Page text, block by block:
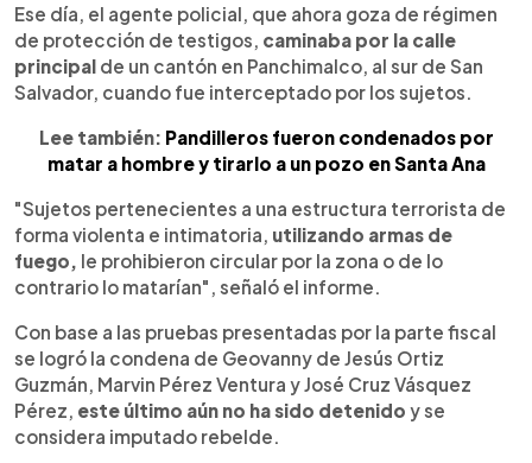
Ese día, el agente policial, que ahora goza de régimen
de protección de testigos, caminaba por la calle
principal de un cantón en Panchimalco, al sur de San
Salvador, cuando fue interceptado por los sujetos.
Lee también: Pandilleros fueron condenados por
matar a hombre y tirarlo a un pozo en Santa Ana
"Sujetos pertenecientes a una estructura terrorista de
forma violenta e intimatoria, utilizando armas de
fuego, le prohibieron circular por la zona o de lo
contrario lo matarían", señaló el informe.
Con base a las pruebas presentadas por la parte fiscal
se logró la condena de Geovanny de Jesús Ortiz
Guzmán, Marvin Pérez Ventura y José Cruz Vásquez
Pérez, este último aún no ha sido detenido y se
considera imputado rebelde.